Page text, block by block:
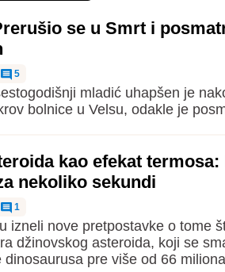
se u Smrt i
5
mladić uhapšen je
bolnice u Velsu, odakle je
kao efekat
nekoliko sekundi
1
izneli nove pretpostavke o tome
džinovskog asteroida, koji se
dinosaurusa pre više od 66